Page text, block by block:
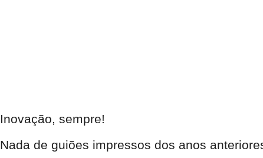
Inovação, sempre!
Nada de guiões impressos dos anos